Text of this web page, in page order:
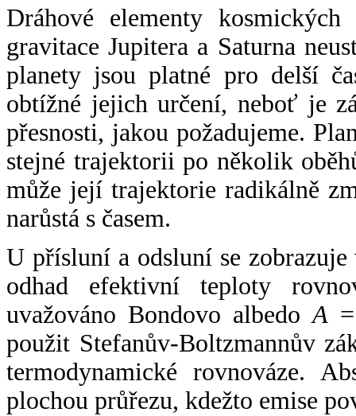
Dráhové elementy
gravitace Jupitera a Saturna
planety jsou platné pro delší
obtížné jejich určení, neboť je
přesnosti, jakou požadujeme.
stejné trajektorii po několik
může její trajektorie radikálně
narůstá s časem.
U přísluní a odsluní se
odhad efektivní teploty
uvažováno Bondovo albedoA
použit Stefanův-Boltzmannův
termodynamické rovnováze.
plochou průřezu, kdežto emise